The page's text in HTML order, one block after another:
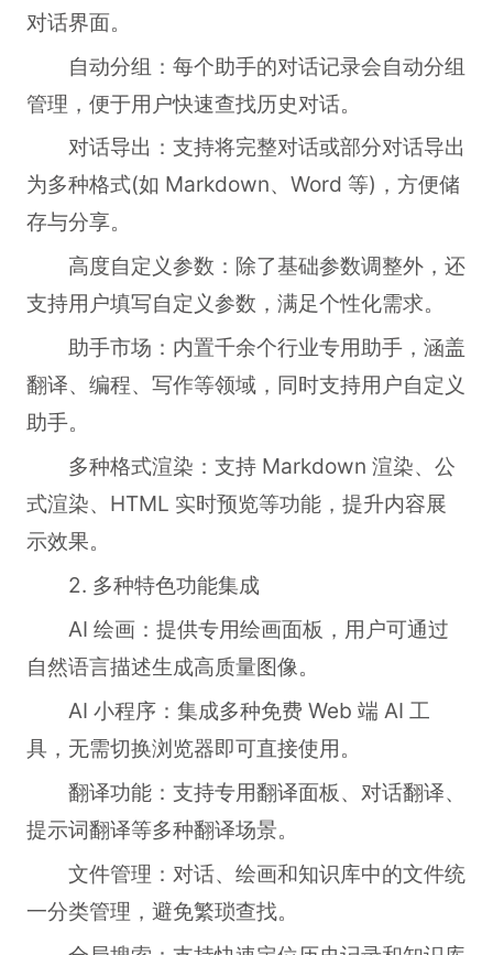
对话界面。
自动分组：每个助手的对话记录会自动分组
管理，便于用户快速查找历史对话。
对话导出：支持将完整对话或部分对话导出
为多种格式(如 Markdown、Word 等)，方便储
存与分享。
高度自定义参数：除了基础参数调整外，还
支持用户填写自定义参数，满足个性化需求。
助手市场：内置千余个行业专用助手，涵盖
翻译、编程、写作等领域，同时支持用户自定义
助手。
多种格式渲染：支持 Markdown 渲染、公
式渲染、HTML 实时预览等功能，提升内容展
示效果。
2. 多种特色功能集成
AI 绘画：提供专用绘画面板，用户可通过
自然语言描述生成高质量图像。
AI 小程序：集成多种免费 Web 端 AI 工
具，无需切换浏览器即可直接使用。
翻译功能：支持专用翻译面板、对话翻译、
提示词翻译等多种翻译场景。
文件管理：对话、绘画和知识库中的文件统
一分类管理，避免繁琐查找。